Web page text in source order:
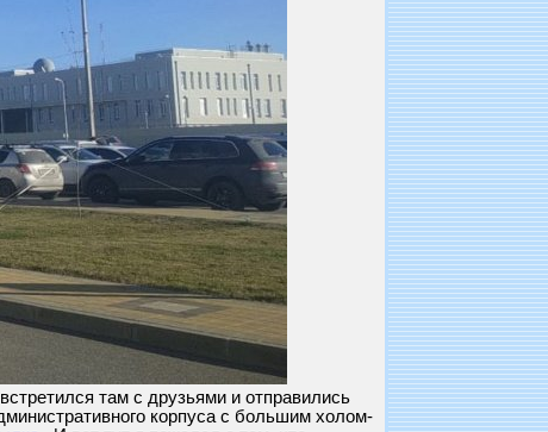
там с друзьями и отправились
корпуса с большим холом-